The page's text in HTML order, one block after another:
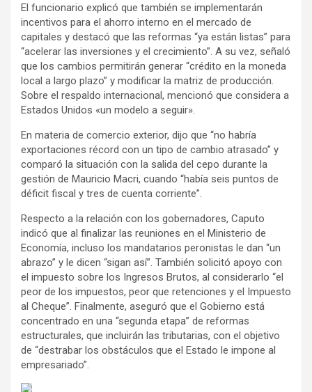
El funcionario explicó que también se implementarán
incentivos para el ahorro interno en el mercado de
capitales y destacó que las reformas “ya están listas” para
“acelerar las inversiones y el crecimiento”. A su vez, señaló
que los cambios permitirán generar “crédito en la moneda
local a largo plazo” y modificar la matriz de producción.
Sobre el respaldo internacional, mencionó que considera a
Estados Unidos «un modelo a seguir».
En materia de comercio exterior, dijo que “no habría
exportaciones récord con un tipo de cambio atrasado” y
comparó la situación con la salida del cepo durante la
gestión de Mauricio Macri, cuando “había seis puntos de
déficit fiscal y tres de cuenta corriente”.
Respecto a la relación con los gobernadores, Caputo
indicó que al finalizar las reuniones en el Ministerio de
Economía, incluso los mandatarios peronistas le dan “un
abrazo” y le dicen “sigan así”. También solicitó apoyo con
el impuesto sobre los Ingresos Brutos, al considerarlo “el
peor de los impuestos, peor que retenciones y el Impuesto
al Cheque”. Finalmente, aseguró que el Gobierno está
concentrado en una “segunda etapa” de reformas
estructurales, que incluirán las tributarias, con el objetivo
de “destrabar los obstáculos que el Estado le impone al
empresariado”.